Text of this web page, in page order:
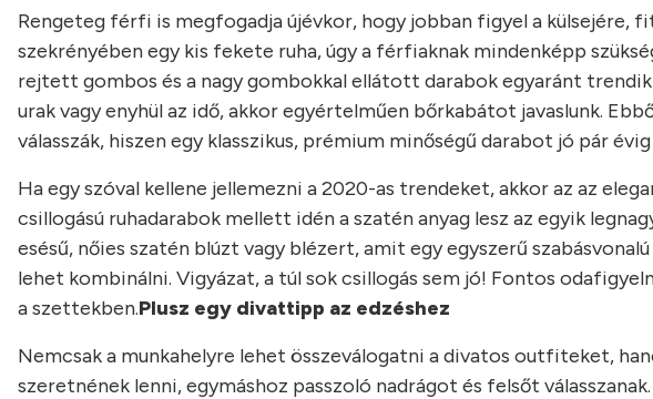
Rengeteg férfi is megfogadja újévkor, hogy jobban figyel a külsejére,
szekrényében egy kis fekete ruha, úgy a férfiaknak mindenképp
rejtett gombos és a nagy gombokkal ellátott darabok egyaránt
urak vagy enyhül az idő, akkor egyértelműen bőrkabátot javaslunk.
válasszák, hiszen egy klasszikus, prémium minőségű darabot jó pár
Ha egy szóval kellene jellemezni a 2020-as trendeket, akkor az az
csillogású ruhadarabok mellett idén a szatén anyag lesz az egyik
esésű, nőies szatén blúzt vagy blézert, amit egy egyszerű
lehet kombinálni. Vigyázat, a túl sok csillogás sem jó! Fontos
a szettekben.Plusz egy divattipp az edzéshez
Nemcsak a munkahelyre lehet összeválogatni a divatos outfiteket,
szeretnének lenni, egymáshoz passzoló nadrágot és felsőt